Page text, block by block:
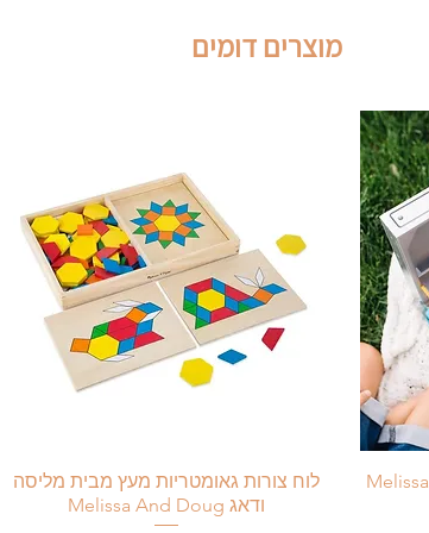
מוצרים דומים
סט כיריים מעץ מבית מליסה ודאג Melissa
לוח צורות גאומטריות מעץ מבית מליסה
ודאג Melissa And Doug